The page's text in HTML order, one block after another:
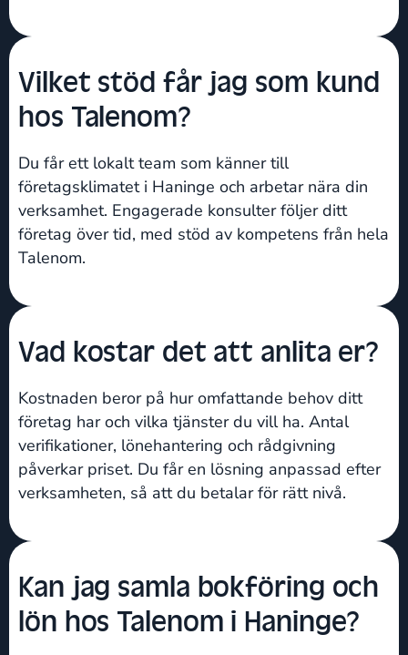
Vilket stöd får jag som kund
hos Talenom?
Du får ett lokalt team som känner till
företagsklimatet i Haninge och arbetar nära din
verksamhet. Engagerade konsulter följer ditt
företag över tid, med stöd av kompetens från hela
Talenom.
Vad kostar det att anlita er?
Kostnaden beror på hur omfattande behov ditt
företag har och vilka tjänster du vill ha. Antal
verifikationer, lönehantering och rådgivning
påverkar priset. Du får en lösning anpassad efter
verksamheten, så att du betalar för rätt nivå.
Kan jag samla bokföring och
lön hos Talenom i Haninge?